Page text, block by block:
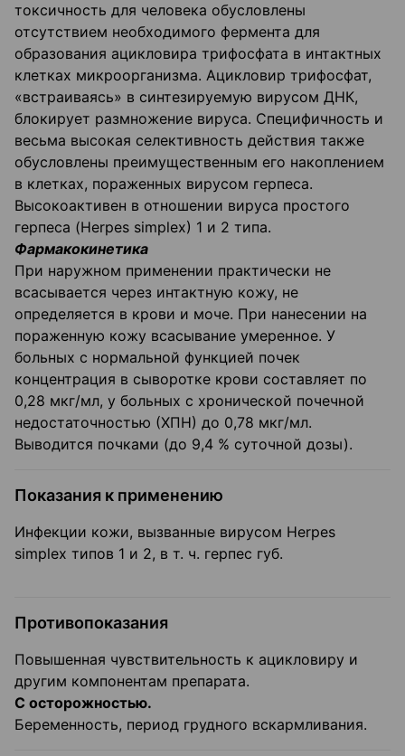
токсичность для человека обусловлены
отсутствием необходимого фермента для
образования ацикловира трифосфата в интактных
клетках микроорганизма. Ацикловир трифосфат,
«встраиваясь» в синтезируемую вирусом ДНК,
блокирует размножение вируса. Специфичность и
весьма высокая селективность действия также
обусловлены преимущественным его накоплением
в клетках, пораженных вирусом герпеса.
Высокоактивен в отношении вируса простого
герпеса (Herpes simplex) 1 и 2 типа.
Фармакокинетика
При наружном применении практически не
всасывается через интактную кожу, не
определяется в крови и моче. При нанесении на
пораженную кожу всасывание умеренное. У
больных с нормальной функцией почек
концентрация в сыворотке крови составляет по
0,28 мкг/мл, у больных с хронической почечной
недостаточностью (ХПН) до 0,78 мкг/мл.
Выводится почками (до 9,4 % суточной дозы).
Показания к применению
Инфекции кожи, вызванные вирусом Herpes
simplex типов 1 и 2, в т. ч. герпес губ.
Противопоказания
Повышенная чувствительность к ацикловиру и
другим компонентам препарата.
С осторожностью.
Беременность, период грудного вскармливания.